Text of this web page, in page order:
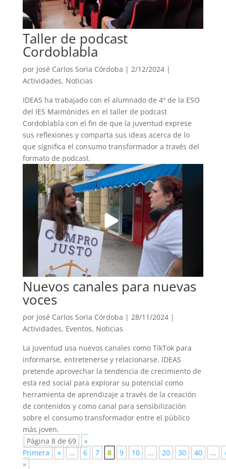
Taller de podcast
Cordoblabla
por José Carlos Soria Córdoba | 2/12/2024 |
Actividades, Noticias
IDEAS ha trabajado con el alumnado de 4º de la ESO
del IES Maimónides en el taller de podcast
Cordoblabla con el fin de que la juventud exprese
sus reflexiones y comparta sus ideas acerca de lo
que significa el consumo transformador a través del
formato de podcast.
Nuevos canales para nuevas
voces
por José Carlos Soria Córdoba | 28/11/2024 |
Actividades, Eventos, Noticias
La juventud usa nuevos canales como TikTok para
informarse, entretenerse y relacionarse. IDEAS
pretende aprovechar la tendencia de crecimiento de
esta red social para explorar su potencial como
herramienta de aprendizaje a través de la creación
de contenidos y como canal para sensibilización
sobre el consumo transformador entre el público
más joven.
Página 8 de 69
«
Primera
« ... 6 7 8 9 10 ... 20 30 40 ...
»